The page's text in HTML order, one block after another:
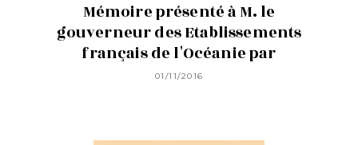
Mémoire présenté à M. le
gouverneur des Etablissements
français de l'Océanie par
01/11/2016